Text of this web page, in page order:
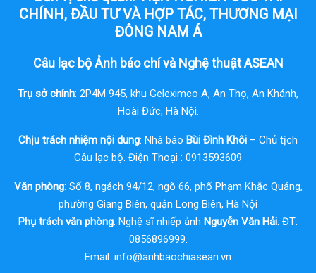
CHÍNH, ĐẦU TƯ VÀ HỢP TÁC, THƯƠNG MẠI
ĐÔNG NAM Á
Câu lạc bộ Ảnh báo chí và Nghệ thuật ASEAN
Trụ sở chính: 2P4M 945, khu Geleximco A, An Thọ, An Khánh,
Hoài Đức, Hà Nội.
Chịu trách nhiệm nội dung: Nhà báo Bùi Đình Khôi – Chủ tịch
Câu lạc bộ. Điện Thoại : 0913593609
Văn phòng: Số 8, ngách 94/12, ngõ 66, phố Phạm Khắc Quảng,
phường Giang Biên, quận Long Biên, Hà Nội
Phụ trách văn phòng: Nghệ sĩ nhiếp ảnh Nguyễn Văn Hải. ĐT:
0856896999.
Email: info@anhbaochiasean.vn